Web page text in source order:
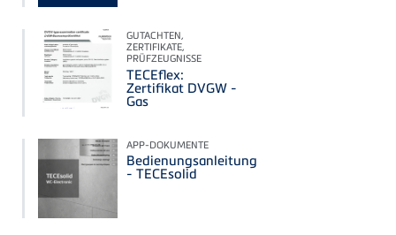
GUTACHTEN,
ZERTIFIKATE,
PRÜFZEUGNISSE
TECEflex:
Zertifikat DVGW -
Gas
APP-DOKUMENTE
Bedienungsanleitung
- TECEsolid